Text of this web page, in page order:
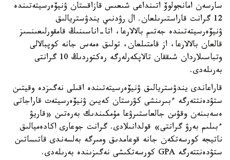
سارسەن امانجولوۆ اتىنداعى شىعىس قازاقستان ۋنيۆەرسيتەتىندە
12 گرانت قاراستىرىلعان. ال رۋدنىي يندۋستريالىق
ۋنيۆەرسيتەتىندە جەتىم بالالارعا، اتا-اناسىنىڭ قامقورلىعىنسىز
قالعان بالالارعا، از قامتىلعان، تولىق ەمەس جانە كوپبالالى
وتباسىلاردان شىققان تالاپكەرلەرگە رەكتوردىڭ 10 گرانتى
بەرىلەدى.
قاراعاندى يندۋستريالىق ۋنيۆەرسيتەتىندە اقىلى نەگىزدە وقيتىن
ستۋدەنتتەرگە ءبىرىنشى كۋرستان كەيىن ۋنيۆەرسيتەت قاراجاتى
ەسەبىنەن وقۋىن جالعاستىرۋعا مۇمكىندىك بەرەتىن «قاريۋ
ءبىلىم بەرۋ گرانتى» قولدانىلادى. گرانت جوعارى اكادەميالىق
ناتيجە كورسەتكەن جانە قوعامدىق ومىرگە بەلسەندى قاتىساتىن
ستۋدەنتتەرگە GPA كورسەتكىشى نەگىزىندە بەرىلەدى.